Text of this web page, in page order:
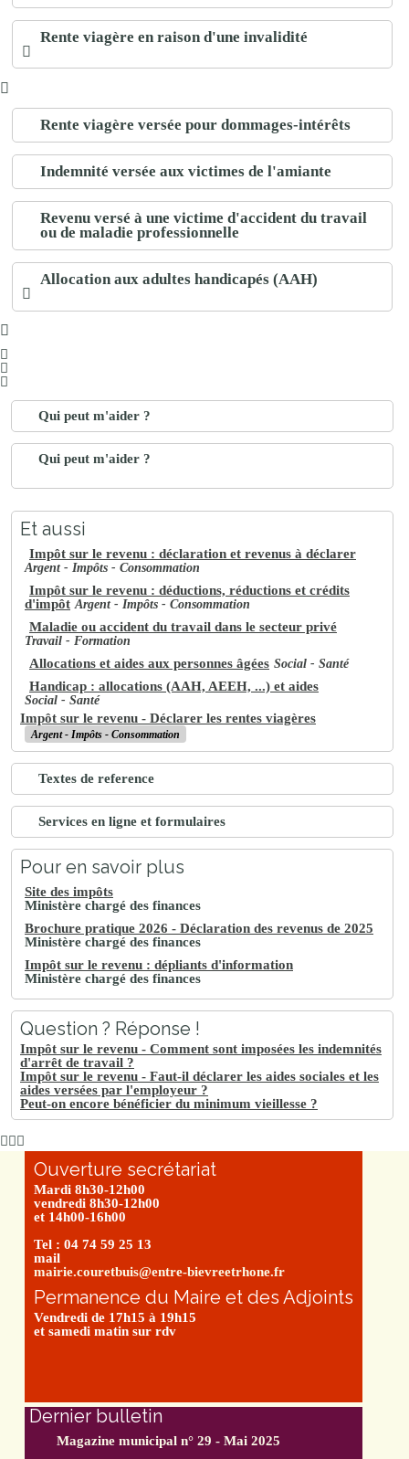
Rente viagère en raison d'une invalidité
Rente viagère versée pour dommages-intérêts
Indemnité versée aux victimes de l'amiante
Revenu versé à une victime d'accident du travail
ou de maladie professionnelle
Allocation aux adultes handicapés (AAH)
Qui peut m'aider ?
Qui peut m'aider ?
Et aussi
Impôt sur le revenu : déclaration et revenus à déclarer
Argent - Impôts - Consommation
Impôt sur le revenu : déductions, réductions et crédits
d'impôt Argent - Impôts - Consommation
Maladie ou accident du travail dans le secteur privé
Travail - Formation
Allocations et aides aux personnes âgées Social - Santé
Handicap : allocations (AAH, AEEH, ...) et aides
Social - Santé
Impôt sur le revenu - Déclarer les rentes viagères
Argent - Impôts - Consommation
Textes de reference
Services en ligne et formulaires
Pour en savoir plus
Site des impôts
Ministère chargé des finances
Brochure pratique 2026 - Déclaration des revenus de 2025
Ministère chargé des finances
Impôt sur le revenu : dépliants d'information
Ministère chargé des finances
Question ? Réponse !
Impôt sur le revenu - Comment sont imposées les indemnités
d'arrêt de travail ?
Impôt sur le revenu - Faut-il déclarer les aides sociales et les
aides versées par l'employeur ?
Peut-on encore bénéficier du minimum vieillesse ?
Ouverture secrétariat
Mardi 8h30-12h00
vendredi 8h30-12h00
et 14h00-16h00
Tel : 04 74 59 25 13
mail
mairie.couretbuis@entre-bievreetrhone.fr
Permanence du Maire et des Adjoints
Vendredi de 17h15 à 19h15
et samedi matin sur rdv
Dernier bulletin
Magazine municipal n° 29 - Mai 2025